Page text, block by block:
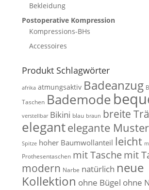
Bekleidung
Postoperative Kompression
Kompressions-BHs
Accessoires
Produkt Schlagwörter
afrika atmungsaktiv Badeanzug
Taschen Bademode
verstellbar Bikini blau braun breite
elegantelegante
Spitze hoher Baumwollanteil leicht
Prothesentaschen mit Taschemit
modern Narbe natürlich neue
Kollektion ohne Bügel ohne